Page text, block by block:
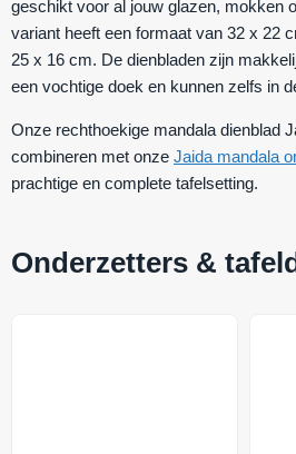
geschikt voor al jouw glazen, mokken
variant heeft een formaat van 32 x 22
25 x 16 cm. De dienbladen zijn
een vochtige doek en kunnen zelfs in
Onze rechthoekige mandala dienblad
combineren met onze Jaida mandala
prachtige en complete tafelsetting.
Onderzetters &